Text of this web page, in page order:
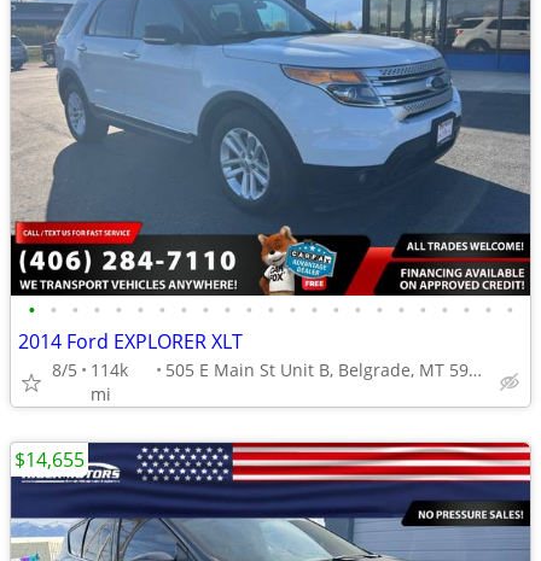
• • • • • • • • • • • • • • • • • • • • • • •
2014 Ford EXPLORER XLT
8/5
114k
mi
505 E Main St Unit B, Belgrade, MT 59714
$14,655